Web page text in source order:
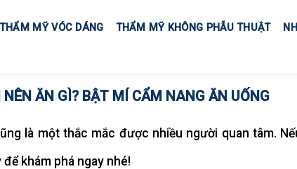
THẨM MỸ VÓC DÁNG THẨM MỸ KHÔNG PHẪU THUẬT
ĂN GÌ? BẬT MÍ CẨM NANG ĂN UỐNG
là một thắc mắc được nhiều người quan tâm.
khám phá ngay nhé!